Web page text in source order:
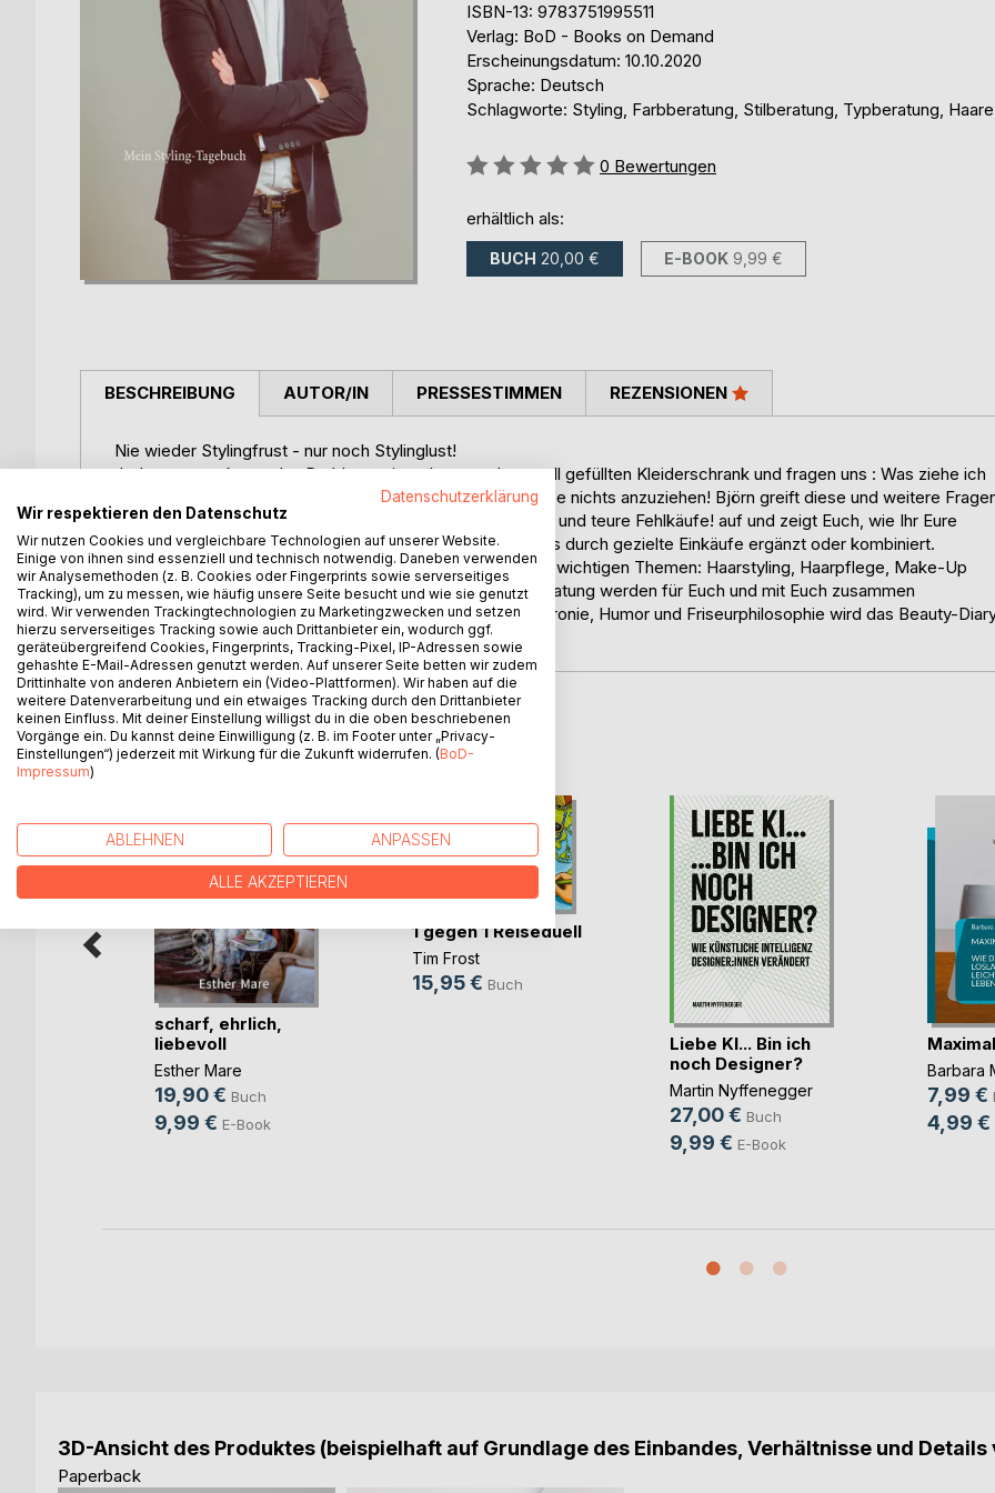
ISBN-13: 9783751995511
Verlag: BoD - Books on Demand
Erscheinungsdatum: 10.10.2020
Sprache: Deutsch
Schlagworte: Styling, Farbberatung, Stilberatung, Typberatung, Haare
Bewertung::
0 Bewertungen
erhältlich als:
BUCH 20,00 € E-BOOK 9,99 €
BESCHREIBUNG
Nie wieder Stylingfrust - nur noch Stylinglust!
Jeder von uns kennt das Problem: wir stehen vor dem prall gefüllten Kleiderschrank und fragen uns : Was ziehe ich
bloß an? und kommen letztendlich zu der Antwort: Ich habe nichts anzuziehen! Björn greift diese und weitere
zum Thema: Nie wieder Styling-Kummer, Klamottenchaos und teure Fehlkäufe! auf und zeigt Euch, wie Ihr Eure
perfekte Basis-Garderobe aufbaut und vorhandene Outfits durch gezielte Einkäufe ergänzt oder kombiniert.
Holt mit Björn das Beste aus Euren Kleiderschränken. Alle wichtigen Themen: Haarstyling, Haarpflege, Make-Up
und Hautpflege, Farbberatung, Stilberatung und Imageberatung werden für Euch und mit Euch zusammen
entschlüsselt. Abgerundet durch ein kleines Stück Selbstironie, Humor und Friseurphilosophie wird das Beauty-
von Björn zu Deinem ganz eigenen Stylingtagebuch!
AUTOR/IN PRESSESTIMMEN REZENSIONEN
WEITERE TITEL BEIBoD
scharf, ehrlich,
liebevoll
Esther Mare
19,90 € Buch
9,99 € E-Book
1 gegen 1 Reiseduell
Tim Frost
15,95 € Buch
Liebe KI... Bin ich
noch Designer?
Martin Nyffenegger
27,00 € Buch
9,99 € E-Book
Barbara
7,99 €
4,99 €
3D-Ansicht des Produktes (beispielhaft auf Grundlage des Einbandes, Verhältnisse und
Paperback
Datenschutzerklärung
Wir respektieren den Datenschutz
Wir nutzen Cookies und vergleichbare Technologien auf unserer Website.
Einige von ihnen sind essenziell und technisch notwendig. Daneben verwenden
wir Analysemethoden (z. B. Cookies oder Fingerprints sowie serverseitiges
Tracking), um zu messen, wie häufig unsere Seite besucht und wie sie genutzt
wird. Wir verwenden Trackingtechnologien zu Marketingzwecken und setzen
hierzu serverseitiges Tracking sowie auch Drittanbieter ein, wodurch ggf.
geräteübergreifend Cookies, Fingerprints, Tracking-Pixel, IP-Adressen sowie
gehashte E-Mail-Adressen genutzt werden. Auf unserer Seite betten wir zudem
Drittinhalte von anderen Anbietern ein (Video-Plattformen). Wir haben auf die
weitere Datenverarbeitung und ein etwaiges Tracking durch den Drittanbieter
keinen Einfluss. Mit deiner Einstellung willigst du in die oben beschriebenen
Vorgänge ein. Du kannst deine Einwilligung (z. B. im Footer unter „Privacy-
Einstellungen“) jederzeit mit Wirkung für die Zukunft widerrufen. (BoD-
Impressum)
ABLEHNEN ANPASSEN
ALLE AKZEPTIEREN